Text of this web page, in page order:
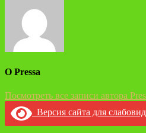
О Pressa
Посмотреть все записи автора
Версия сайта для